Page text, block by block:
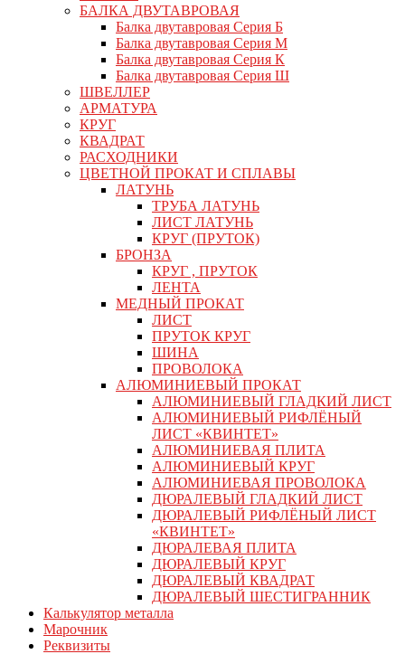
БАЛКА ДВУТАВРОВАЯ
Балка двутавровая Серия Б
Балка двутавровая Серия М
Балка двутавровая Серия К
Балка двутавровая Серия Ш
ШВЕЛЛЕР
АРМАТУРА
КРУГ
КВАДРАТ
РАСХОДНИКИ
ЦВЕТНОЙ ПРОКАТ И СПЛАВЫ
ЛАТУНЬ
ТРУБА ЛАТУНЬ
ЛИСТ ЛАТУНЬ
КРУГ (ПРУТОК)
БРОНЗА
КРУГ , ПРУТОК
ЛЕНТА
МЕДНЫЙ ПРОКАТ
ЛИСТ
ПРУТОК КРУГ
ШИНА
ПРОВОЛОКА
АЛЮМИНИЕВЫЙ ПРОКАТ
АЛЮМИНИЕВЫЙ ГЛАДКИЙ ЛИСТ
АЛЮМИНИЕВЫЙ РИФЛЁНЫЙ
ЛИСТ «КВИНТЕТ»
АЛЮМИНИЕВАЯ ПЛИТА
АЛЮМИНИЕВЫЙ КРУГ
АЛЮМИНИЕВАЯ ПРОВОЛОКА
ДЮРАЛЕВЫЙ ГЛАДКИЙ ЛИСТ
ДЮРАЛЕВЫЙ РИФЛЁНЫЙ ЛИСТ
«КВИНТЕТ»
ДЮРАЛЕВАЯ ПЛИТА
ДЮРАЛЕВЫЙ КРУГ
ДЮРАЛЕВЫЙ КВАДРАТ
ДЮРАЛЕВЫЙ ШЕСТИГРАННИК
Калькулятор металла
Марочник
Реквизиты